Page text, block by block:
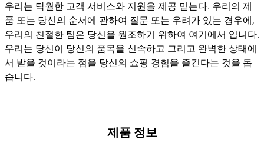
우리는 탁월한 고객 서비스와 지원을 제공 믿는다. 우리의 제
품 또는 당신의 순서에 관하여 질문 또는 우려가 있는 경우에,
우리의 친절한 팀은 당신을 원조하기 위하여 여기에서 입니다.
우리는 당신이 당신의 품목을 신속하고 그리고 완벽한 상태에
서 받을 것이라는 점을 당신의 쇼핑 경험을 즐긴다는 것을 돕
습니다.
제품 정보